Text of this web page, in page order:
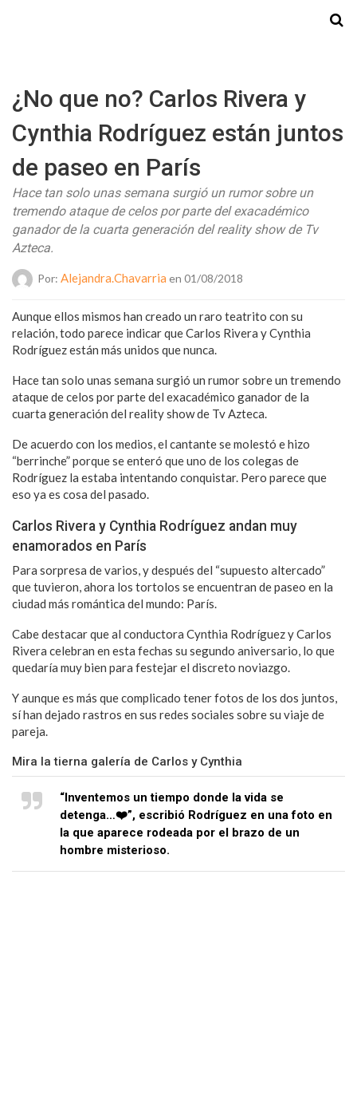
¿No que no? Carlos Rivera y
Cynthia Rodríguez están juntos
de paseo en París
Hace tan solo unas semana surgió un rumor sobre un
tremendo ataque de celos por parte del exacadémico
ganador de la cuarta generación del reality show de Tv
Azteca.
Por: Alejandra.chavarria en 01/08/2018
Aunque ellos mismos han creado un raro teatrito con su
relación, todo parece indicar que Carlos Rivera y Cynthia
Rodríguez están más unidos que nunca.
Hace tan solo unas semana surgió un rumor sobre un tremendo
ataque de celos por parte del exacadémico ganador de la
cuarta generación del reality show de Tv Azteca.
De acuerdo con los medios, el cantante se molestó e hizo
“berrinche” porque se enteró que uno de los colegas de
Rodríguez la estaba intentando conquistar. Pero parece que
eso ya es cosa del pasado.
Carlos Rivera y Cynthia Rodríguez andan muy
enamorados en París
Para sorpresa de varios, y después del “supuesto altercado”
que tuvieron, ahora los tortolos se encuentran de paseo en la
ciudad más romántica del mundo: París.
Cabe destacar que al conductora Cynthia Rodríguez y Carlos
Rivera celebran en esta fechas su segundo aniversario, lo que
quedaría muy bien para festejar el discreto noviazgo.
Y aunque es más que complicado tener fotos de los dos juntos,
sí han dejado rastros en sus redes sociales sobre su viaje de
pareja.
Mira la tierna galería de Carlos y Cynthia
“Inventemos un tiempo donde la vida se
detenga…❤️”, escribió Rodríguez en una foto en
la que aparece rodeada por el brazo de un
hombre misterioso.